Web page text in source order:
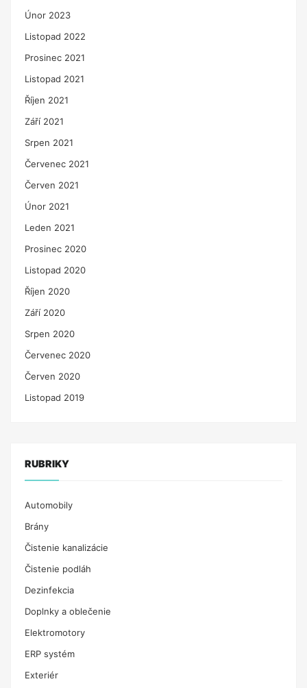
Únor 2023
Listopad 2022
Prosinec 2021
Listopad 2021
Říjen 2021
Září 2021
Srpen 2021
Červenec 2021
Červen 2021
Únor 2021
Leden 2021
Prosinec 2020
Listopad 2020
Říjen 2020
Září 2020
Srpen 2020
Červenec 2020
Červen 2020
Listopad 2019
RUBRIKY
Automobily
Brány
Čistenie kanalizácie
Čistenie podláh
Dezinfekcia
Doplnky a oblečenie
Elektromotory
ERP systém
Exteriér